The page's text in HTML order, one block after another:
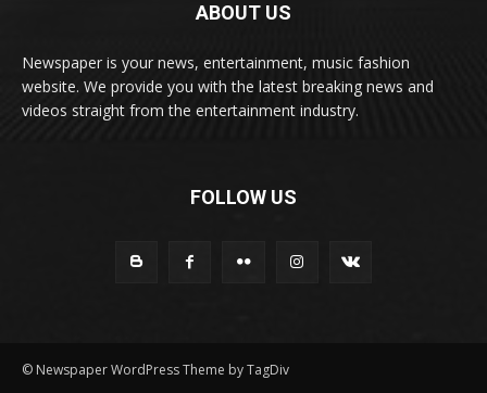
ABOUT US
Newspaper is your news, entertainment, music fashion
website. We provide you with the latest breaking news and
videos straight from the entertainment industry.
FOLLOW US
© Newspaper WordPress Theme by TagDiv